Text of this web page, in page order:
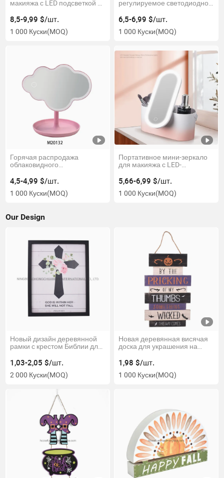
макияжа с LED подсветкой и
хранилищем
8,5-9,99 $/шт.
1 000 Куски(MOQ)
регулируемое светодиодное
управлением
6,5-6,99 $/шт.
1 000 Куски(MOQ)
Горячая распродажа
облаковидного
макияжа с умным
сенсорным управлением
4,5-4,99 $/шт.
1 000 Куски(MOQ)
Портативное мини-зеркало
для макияжа с LED-
5,66-6,99 $/шт.
1 000 Куски(MOQ)
Our Design
Новый дизайн деревянной
рамки с крестом Библии для
1,03-2,05 $/шт.
2 000 Куски(MOQ)
Новая деревянная висячая
доска для украшения на
1,98 $/шт.
1 000 Куски(MOQ)